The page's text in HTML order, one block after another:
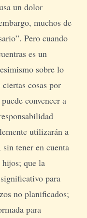
un dolor
muchos de
Pero cuando
es un
sobre lo
cosas por
convencer a
utilizarán a
tener en cuenta
hijos; que la
para
no planificados;
para